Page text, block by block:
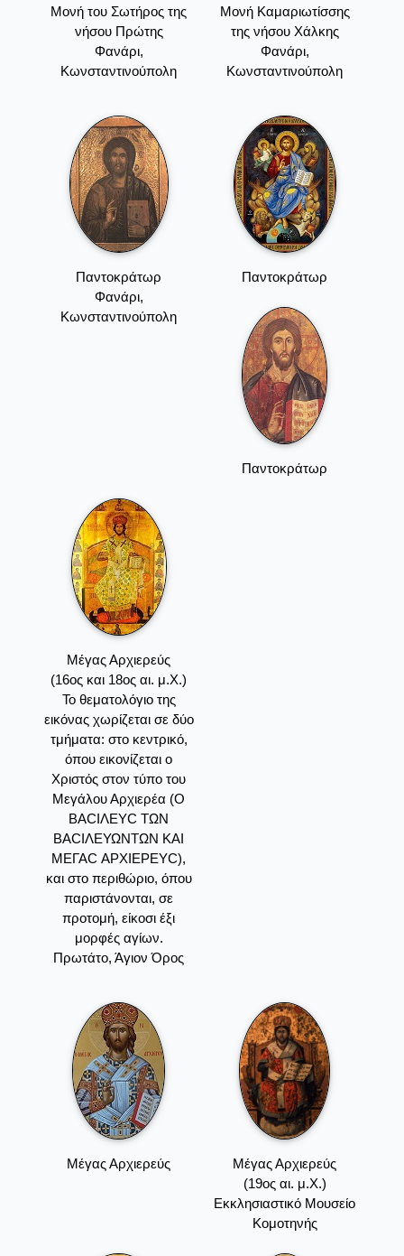
Μονή του Σωτήρος της
νήσου Πρώτης
Φανάρι,
Κωνσταντινούπολη
Μονή Καμαριωτίσσης
της νήσου Χάλκης
Φανάρι,
Κωνσταντινούπολη
Παντοκράτωρ
Φανάρι,
Κωνσταντινούπολη
Παντοκράτωρ
Παντοκράτωρ
Μέγας Αρχιερεύς
(16ος και 18ος αι. μ.Χ.)
Το θεματολόγιο της
εικόνας χωρίζεται σε δύο
τμήματα: στο κεντρικό,
όπου εικονίζεται ο
Χριστός στον τύπο του
Μεγάλου Αρχιερέα (Ο
ΒΑCΙΛEYC ΤΩΝ
ΒΑCΙΛΕΥΩΝΤΩΝ ΚΑΙ
ΜΕΓΑC ΑΡΧΙΕΡΕΥC),
και στο περιθώριο, όπου
παριστάνονται, σε
προτομή, είκοσι έξι
μορφές αγίων.
Πρωτάτο, Άγιον Όρος
Μέγας Αρχιερεύς
Μέγας Αρχιερεύς
(19ος αι. μ.Χ.)
Εκκλησιαστικό Μουσείο
Κομοτηνής